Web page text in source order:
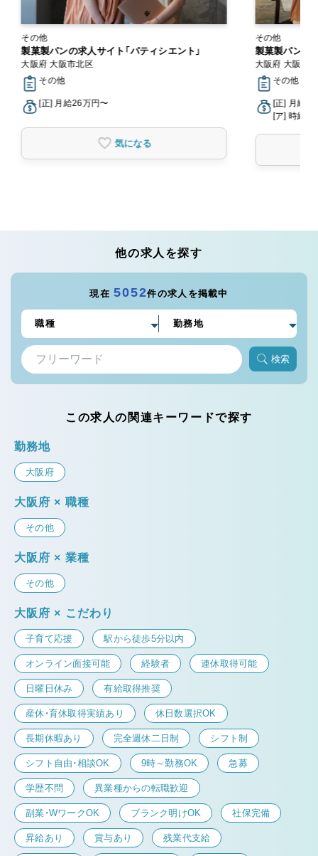
その他
製菓製パンの求人サイト「パティシエント」
大阪府 大阪市北区
その他
[正] 月給26万円〜
気になる
その他
製菓製パンの
大阪府 大阪市
その他
[正] 月給
[ア] 時給
他の求人を探す
現在5052件の求人を掲載中
検索
この求人の関連キーワードで探す
勤務地
大阪府
大阪府 × 職種
その他
大阪府 × 業種
その他
大阪府 × こだわり
子育て応援 駅から徒歩5分以内
オンライン面接可能 経験者 連休取得可能
日曜日休み 有給取得推奨
産休・育休取得実績あり 休日数選択OK
長期休暇あり 完全週休二日制 シフト制
シフト自由・相談OK 9時～勤務OK 急募
学歴不問 異業種からの転職歓迎
副業・WワークOK ブランク明けOK 社保完備
昇給あり 賞与あり 残業代支給